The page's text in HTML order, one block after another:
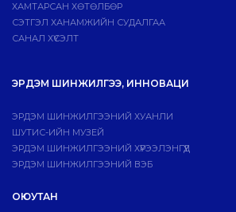
ХАМТАРСАН ХӨТӨЛБӨР
СЭТГЭЛ ХАНАМЖИЙН СУДАЛГАА
САНАЛ ХҮСЭЛТ
ЭРДЭМ ШИНЖИЛГЭЭ, ИННОВАЦИ
ЭРДЭМ ШИНЖИЛГЭЭНИЙ ХУАНЛИ
ШУТИС-ИЙН МУЗЕЙ
ЭРДЭМ ШИНЖИЛГЭЭНИЙ ХҮРЭЭЛЭНГҮҮД
ЭРДЭМ ШИНЖИЛГЭЭНИЙ ВЭБ
ОЮУТАН